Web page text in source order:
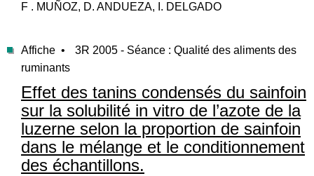
F . MUÑOZ, D. ANDUEZA, I. DELGADO
Affiche •
3R 2005 - Séance : Qualité des aliments des
ruminants
Effet des tanins condensés du sainfoin
sur la solubilité in vitro de l’azote de la
luzerne selon la proportion de sainfoin
dans le mélange et le conditionnement
des échantillons.